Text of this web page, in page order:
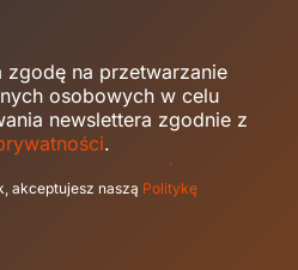
zgodę na przetwarzanie
osobowych w celu
newslettera zgodnie z
.
akceptujesz naszą Politykę